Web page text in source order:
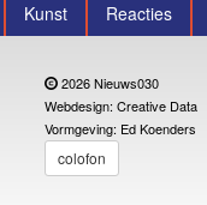
Kunst Reacties
2026 Nieuws030
Webdesign: Creative Data
Vormgeving: Ed Koenders
colofon